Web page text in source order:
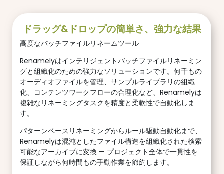
ドラッグ&ドロップの簡単さ、強力な結果
高度なバッチファイルリネームツール
Renamelyはインテリジェントバッチファイルリネーミン
グと組織化のための強力なソリューションです。何千もの
オーディオファイルを管理、サンプルライブラリの組織
化、コンテンツワークフローの合理化など、Renamelyは
複雑なリネーミングタスクを精度と柔軟性で自動化しま
す。
パターンベースリネーミングからルール駆動自動化まで、
Renamelyは混沌としたファイル構造を組織化された検索
可能なアーカイブに変換 — プロジェクト全体で一貫性を
保証しながら何時間もの手動作業を節約します。